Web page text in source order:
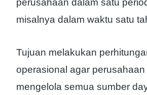
perusahaan dalam satu
misalnya dalam waktu satu
Tujuan melakukan
operasional agar perusahaan
mengelola semua sumber